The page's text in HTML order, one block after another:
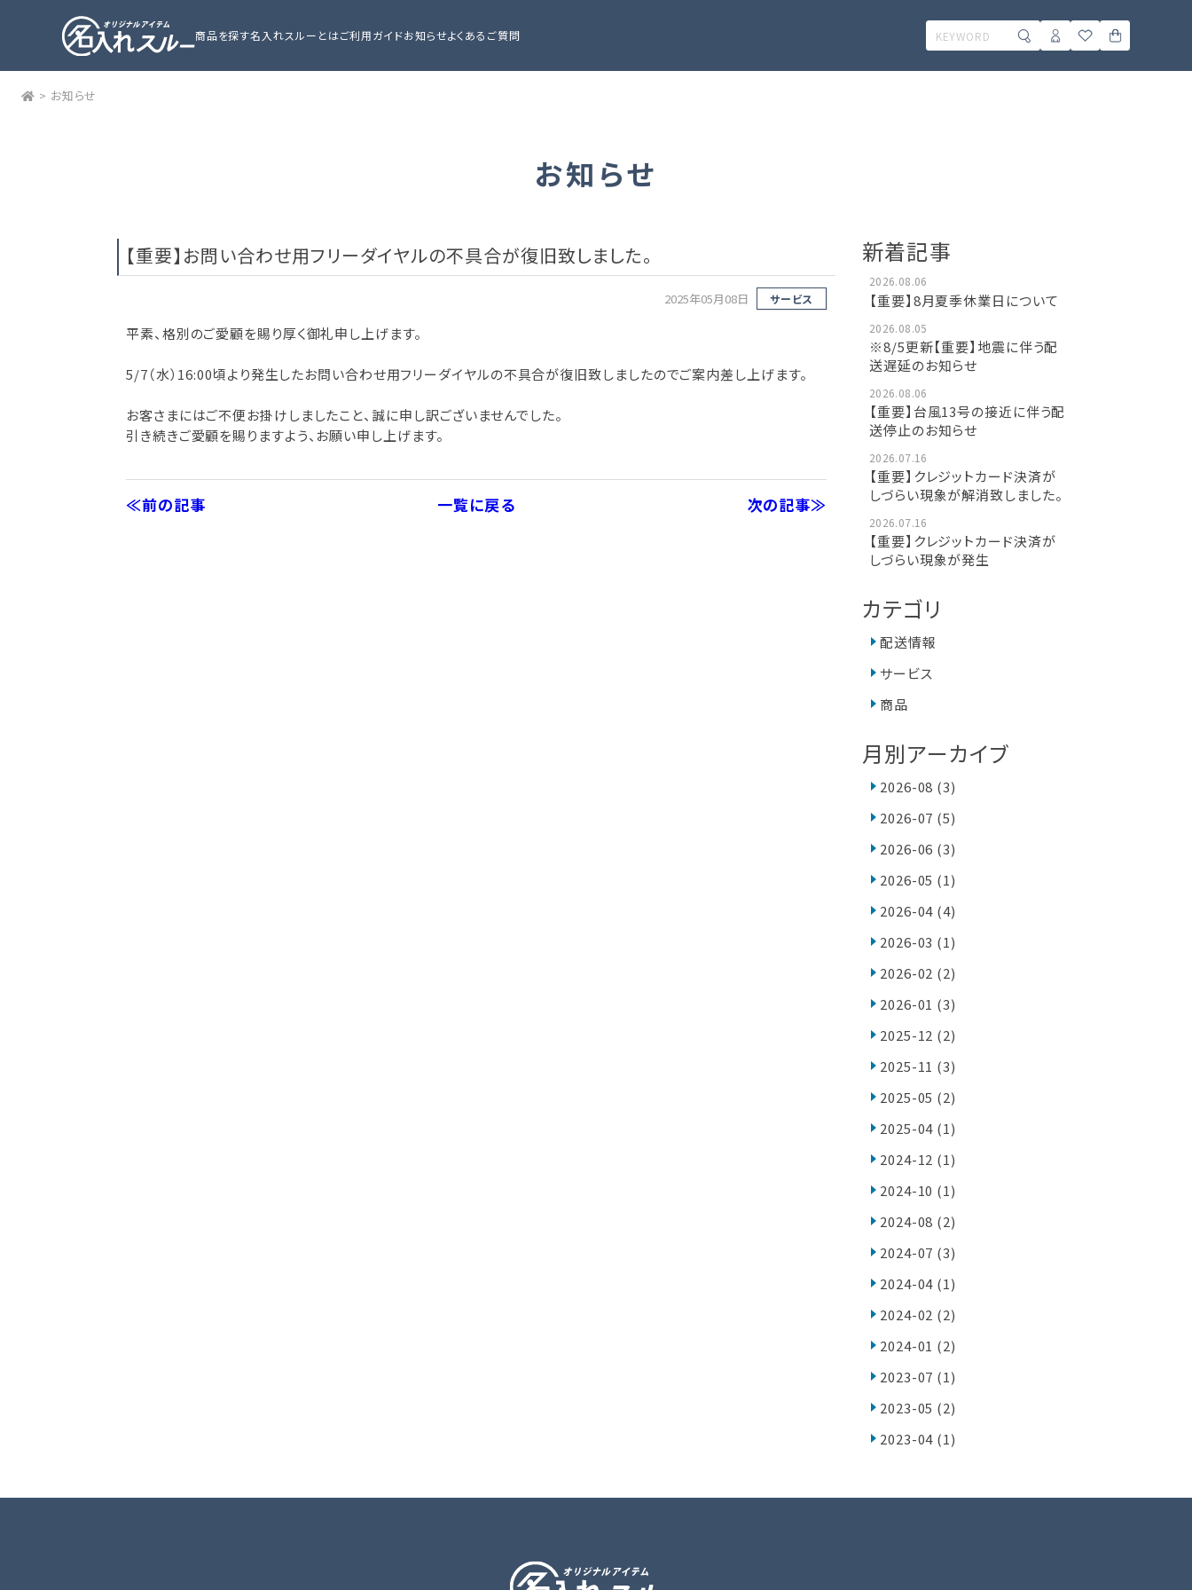
商品を探す名入れスルーとはご利用ガイドお知らせよくあるご質問
> お知らせ
お知らせ
【重要】お問い合わせ用フリーダイヤルの不具合が復旧致しました。
2025年05月08日 サービス
平素、格別のご愛顧を賜り厚く御礼申し上げます。
5/7（水）16:00頃より発生したお問い合わせ用フリーダイヤルの不具合が復旧致しましたのでご案内差し上げます。
お客さまにはご不便お掛けしましたこと、誠に申し訳ございませんでした。
引き続きご愛顧を賜りますよう、お願い申し上げます。
≪前の記事 一覧に戻る 次の記事≫
新着記事
2026.08.06
【重要】8月夏季休業日について
2026.08.05
※8/5更新【重要】地震に伴う配
送遅延のお知らせ
2026.08.06
【重要】台風13号の接近に伴う配
送停止のお知らせ
2026.07.16
【重要】クレジットカード決済が
しづらい現象が解消致しました。
2026.07.16
【重要】クレジットカード決済が
しづらい現象が発生
カテゴリ
配送情報
サービス
商品
月別アーカイブ
2026-08 (3)
2026-07 (5)
2026-06 (3)
2026-05 (1)
2026-04 (4)
2026-03 (1)
2026-02 (2)
2026-01 (3)
2025-12 (2)
2025-11 (3)
2025-05 (2)
2025-04 (1)
2024-12 (1)
2024-10 (1)
2024-08 (2)
2024-07 (3)
2024-04 (1)
2024-02 (2)
2024-01 (2)
2023-07 (1)
2023-05 (2)
2023-04 (1)